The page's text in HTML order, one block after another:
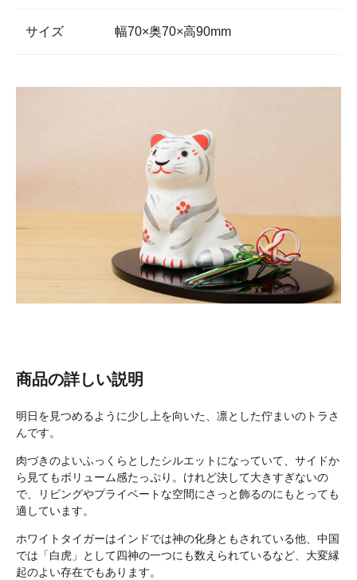
サイズ 幅70×奥70×高90mm
商品の詳しい説明
明日を見つめるように少し上を向いた、凛とした佇まいのトラさ
んです。
肉づきのよいふっくらとしたシルエットになっていて、サイドか
ら見てもボリューム感たっぷり。けれど決して大きすぎないの
で、リビングやプライベートな空間にさっと飾るのにもとっても
適しています。
ホワイトタイガーはインドでは神の化身ともされている他、中国
では「白虎」として四神の一つにも数えられているなど、大変縁
起のよい存在でもあります。